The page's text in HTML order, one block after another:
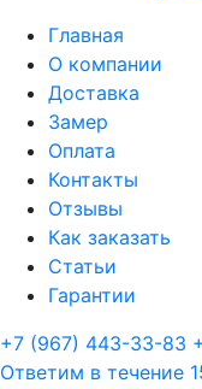
Главная
О компании
Доставка
Замер
Оплата
Контакты
Отзывы
Как заказать
Статьи
Гарантии
+7 (967) 443-33-83
Ответим в течение